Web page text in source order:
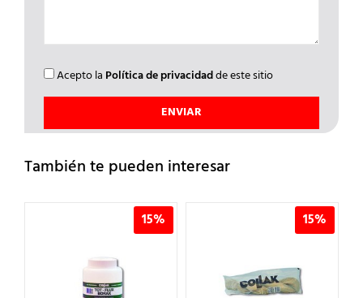
Acepto la Política de privacidadde este sitio
También te pueden interesar
15% 15%